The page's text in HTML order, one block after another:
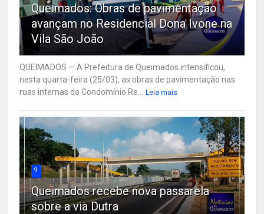
Queimados: Obras de pavimentação
avançam no Residencial Dona Ivone na
Vila São João
QUEIMADOS — A Prefeitura de Queimados intensificou,
nesta quarta-feira (25/03), as obras de pavimentação nas
ruas internas do Condomínio Re...
Leia mais
9
Queimados recebe nova passarela
sobre a via Dutra